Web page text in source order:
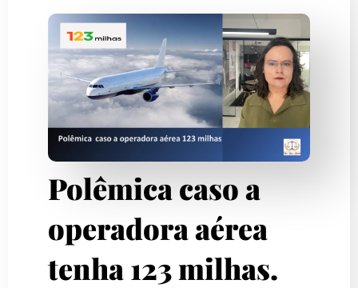
Polêmica caso a
operadora aérea
tenha 123 milhas.